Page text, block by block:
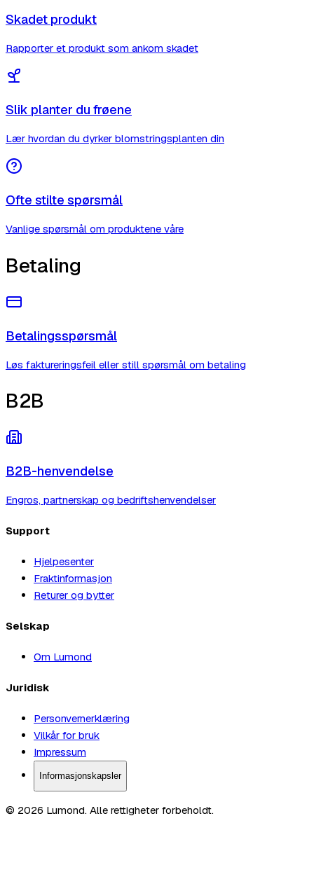
Skadet produkt
Rapporter et produkt som ankom skadet
Slik planter du frøene
Lær hvordan du dyrker blomstringsplanten din
Ofte stilte spørsmål
Vanlige spørsmål om produktene våre
Betaling
Betalingsspørsmål
Løs faktureringsfeil eller still spørsmål om betaling
B2B
B2B-henvendelse
Engros, partnerskap og bedriftshenvendelser
Support
Hjelpesenter
Fraktinformasjon
Returer og bytter
Selskap
Om Lumond
Juridisk
Personvernerklæring
Vilkår for bruk
Impressum
Informasjonskapsler
© 2026 Lumond. Alle rettigheter forbeholdt.